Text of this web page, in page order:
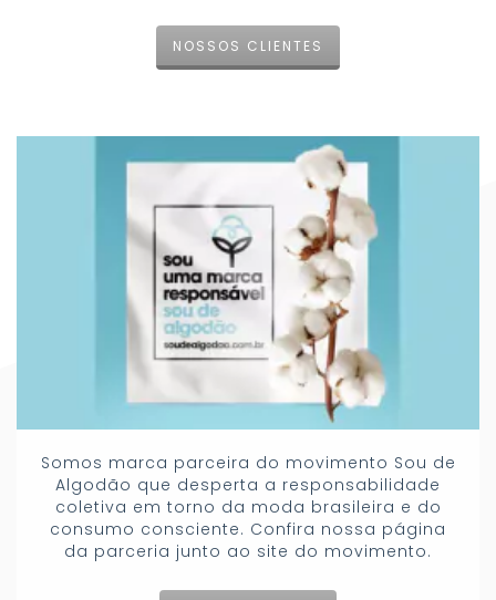
NOSSOS CLIENTES
Somos marca parceira do movimento Sou de
Algodão que desperta a responsabilidade
coletiva em torno da moda brasileira e do
consumo consciente. Confira nossa página
da parceria junto ao site do movimento.